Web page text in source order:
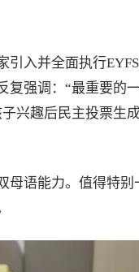
引入并全面执行
复强调：“最重要的
兴趣后民主投票生成
母语能力。值得特别